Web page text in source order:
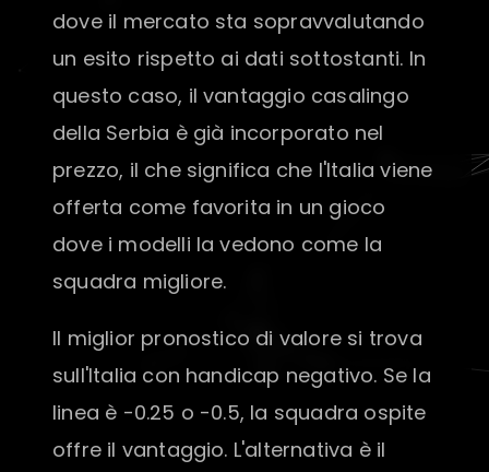
dove il mercato sta sopravvalutando
un esito rispetto ai dati sottostanti. In
questo caso, il vantaggio casalingo
della Serbia è già incorporato nel
prezzo, il che significa che l'Italia viene
offerta come favorita in un gioco
dove i modelli la vedono come la
squadra migliore.
Il miglior pronostico di valore si trova
sull'Italia con handicap negativo. Se la
linea è -0.25 o -0.5, la squadra ospite
offre il vantaggio. L'alternativa è il